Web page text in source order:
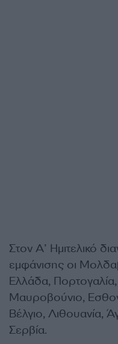
Στον Α’ Ημιτελικό
εμφάνισης οι
Ελλάδα, Πορτογαλία,
Μαυροβούνιο,
Βέλγιο, Λιθουανία,
Σερβία.